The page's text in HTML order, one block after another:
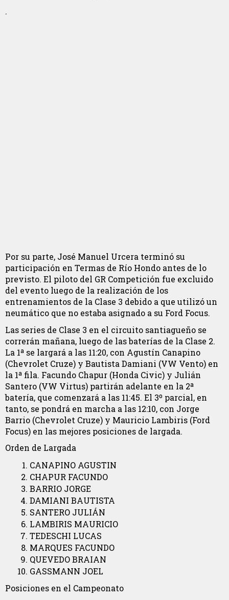
.
Por su parte, José Manuel Urcera terminó su
participación en Termas de Río Hondo antes de lo
previsto. El piloto del GR Competición fue excluido
del evento luego de la realización de los
entrenamientos de la Clase 3 debido a que utilizó un
neumático que no estaba asignado a su Ford Focus.
Las series de Clase 3 en el circuito santiagueño se
correrán mañana, luego de las baterías de la Clase 2.
La 1ª se largará a las 11:20, con Agustín Canapino
(Chevrolet Cruze) y Bautista Damiani (VW Vento) en
la 1ª fila. Facundo Chapur (Honda Civic) y Julián
Santero (VW Virtus) partirán adelante en la 2ª
batería, que comenzará a las 11:45. El 3º parcial, en
tanto, se pondrá en marcha a las 12:10, con Jorge
Barrio (Chevrolet Cruze) y Mauricio Lambiris (Ford
Focus) en las mejores posiciones de largada.
Orden de Largada
CANAPINO AGUSTIN
CHAPUR FACUNDO
BARRIO JORGE
DAMIANI BAUTISTA
SANTERO JULIÁN
LAMBIRIS MAURICIO
TEDESCHI LUCAS
MARQUES FACUNDO
QUEVEDO BRAIAN
GASSMANN JOEL
Posiciones en el Campeonato